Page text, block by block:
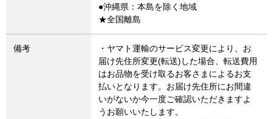
●沖縄県：本島を除く地域
★全国離島
備考
・ヤマト運輸のサービス変更により、お
届け先住所変更(転送)した場合、転送費用
はお品物を受け取るお客さまによるお支
払いとなります。お届け先住所にお間違
いがないか今一度ご確認いただきますよ
うお願いいたします。